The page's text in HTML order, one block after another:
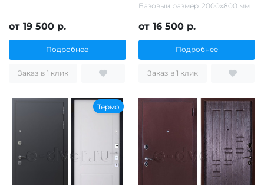
от 19 500 р.
Подробнее
Заказ в 1 клик
Базовый размер: 2000х800 мм
от 16 500 р.
Подробнее
Заказ в 1 клик
Термо